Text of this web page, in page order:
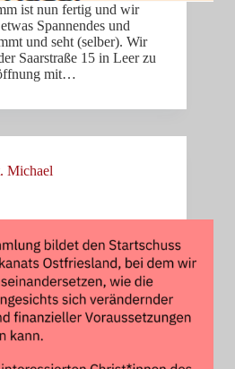
ist nun fertig und wir
Spannendes und
und seht (selber). Wir
Saarstraße 15 in Leer zu
mit…
Michael